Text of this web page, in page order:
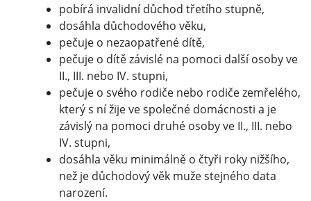
pobírá invalidní důchod třetího stupně,
dosáhla důchodového věku,
pečuje o nezaopatřené dítě,
pečuje o dítě závislé na pomoci další osoby ve
II., III. nebo IV. stupni,
pečuje o svého rodiče nebo rodiče zemřelého,
který s ní žije ve společné domácnosti a je
závislý na pomoci druhé osoby ve II., III. nebo
IV. stupni,
dosáhla věku minimálně o čtyři roky nižšího,
než je důchodový věk muže stejného data
narození.